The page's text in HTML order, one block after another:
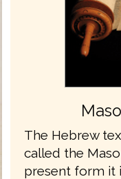
The Hebrew
called the
present form it